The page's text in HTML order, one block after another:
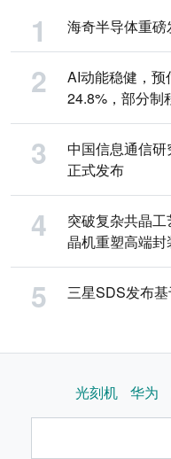
海奇半导体重
AI动能稳健，
24.8%，部分制
中国信息通信
正式发布
突破复杂共晶
晶机重塑高端封
三星SDS发布
光刻机 华为